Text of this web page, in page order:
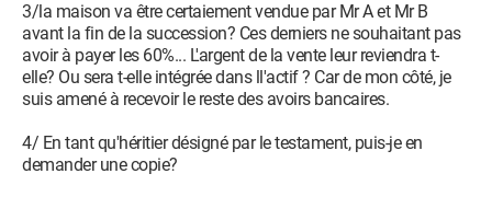
3/la maison va être certaiement vendue par Mr A et Mr B
avant la fin de la succession? Ces derniers ne souhaitant pas
avoir à payer les 60%... L'argent de la vente leur reviendra t-
elle? Ou sera t-elle intégrée dans ll'actif ? Car de mon côté, je
suis amené à recevoir le reste des avoirs bancaires.
4/ En tant qu'héritier désigné par le testament, puis-je en
demander une copie?